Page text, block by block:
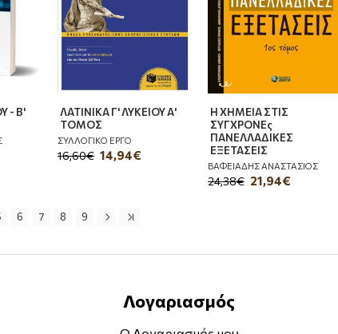
- Β'
ΛΑΤΙΝΙΚΑ Γ' ΛΥΚΕΙΟΥ Α'
ΤΟΜΟΣ
ΣΥΛΛΟΓΙΚΟ ΕΡΓΟ
14,94€
16,60€
Η ΧΗΜΕΙΑ ΣΤΙΣ
ΣΥΓΧΡΟΝΕς
ΠΑΝΕΛΛΑΔΙΚΕΣ
ΕΞΕΤΑΣΕΙΣ
ΒΑΦΕΙΑΔΗΣ ΑΝΑΣΤΑΣΙΟΣ
21,94€
24,38€
6 7 8 9
Λογαριασμός